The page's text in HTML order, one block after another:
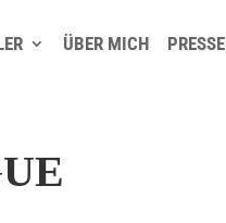
ÜBER MICH PRESSE